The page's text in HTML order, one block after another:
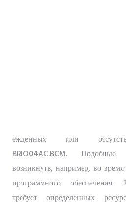
ежденных или
BRIO04AC.BCM.
возникнуть, например, во время
программного обеспечения.
требует определенных